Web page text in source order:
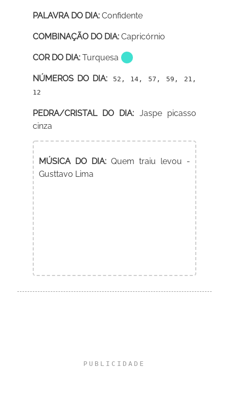
PALAVRA DO DIA: Confidente
COMBINAÇÃO DO DIA: Capricórnio
COR DO DIA: Turquesa
NÚMEROS DO DIA:52, 14, 57, 59, 21,
12
PEDRA/CRISTAL DO DIA: Jaspe picasso
cinza
MÚSICA DO DIA: Quem traiu levou -
Gusttavo Lima